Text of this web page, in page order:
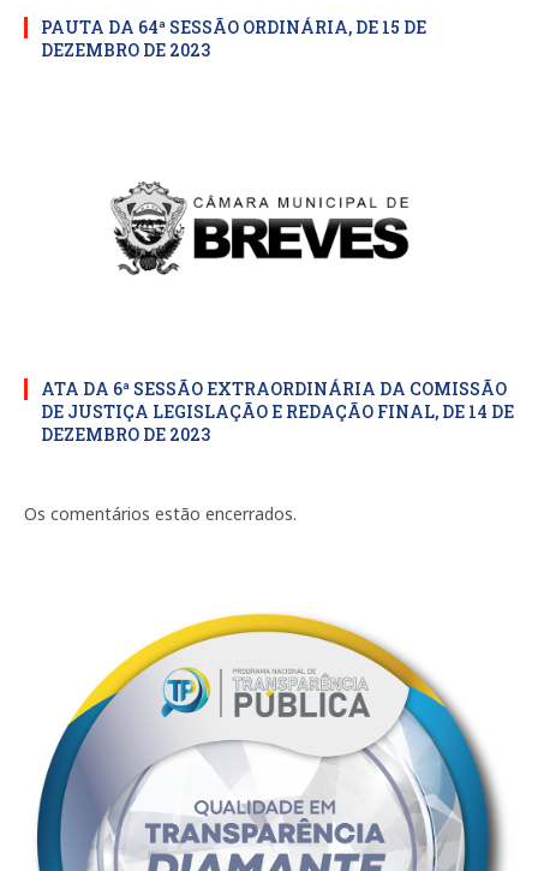
PAUTA DA 64ª SESSÃO ORDINÁRIA, DE 15 DE
DEZEMBRO DE 2023
ATA DA 6ª SESSÃO EXTRAORDINÁRIA DA COMISSÃO
DE JUSTIÇA LEGISLAÇÃO E REDAÇÃO FINAL, DE 14 DE
DEZEMBRO DE 2023
Os comentários estão encerrados.